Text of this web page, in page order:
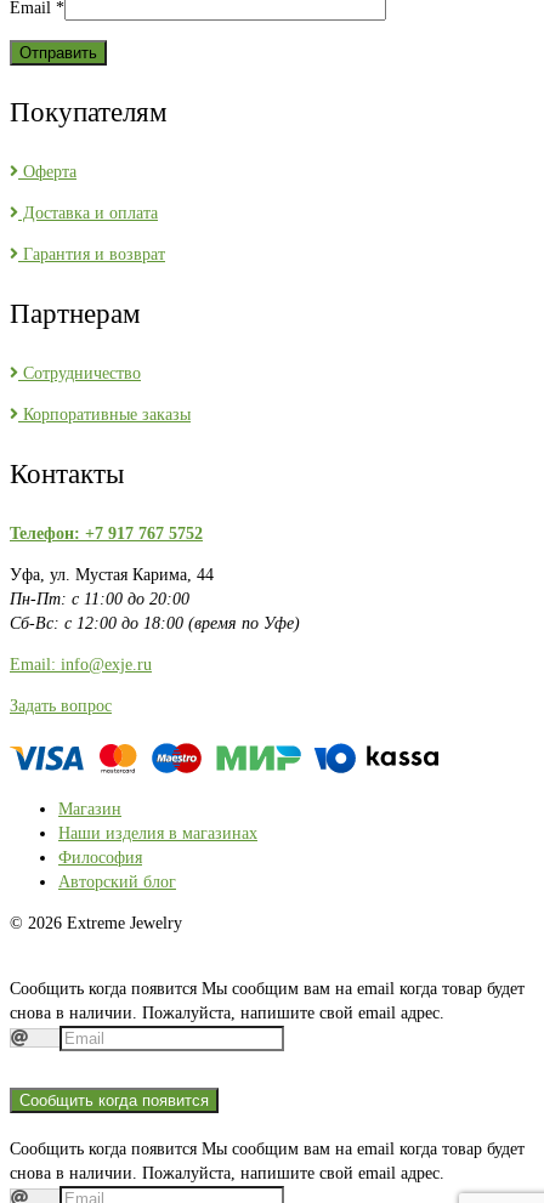
Email *
Покупателям
Оферта
Доставка и оплата
Гарантия и возврат
Партнерам
Сотрудничество
Корпоративные заказы
Контакты
Телефон: +7 917 767 5752
Уфа, ул. Мустая Карима, 44
Пн-Пт: с 11:00 до 20:00
Сб-Вс: с 12:00 до 18:00 (время по Уфе)
Email: info@exje.ru
Задать вопрос
Магазин
Наши изделия в магазинах
Философия
Авторский блог
© 2026 Extreme Jewelry
Сообщить когда появится Мы сообщим вам на email когда товар будет
снова в наличии. Пожалуйста, напишите свой email адрес.
Сообщить когда появится
Сообщить когда появится Мы сообщим вам на email когда товар будет
снова в наличии. Пожалуйста, напишите свой email адрес.